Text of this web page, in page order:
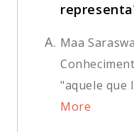
A. Maa
"aquele que
More